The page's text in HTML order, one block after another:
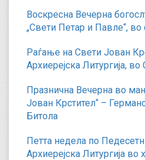
Воскресна Вечерна
„Свети Петар и Павле“,
Раѓање на Свети Јован
Архиерејска Литургија, во
Празнична Вечерна во
Јован Крстител“ –
Битола
Петта недела по
Архиерејска Литургија